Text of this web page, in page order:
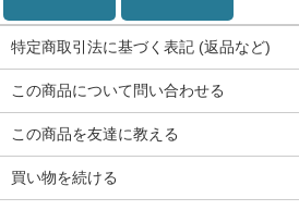
特定商取引法に基づく表記 (返品など)
この商品について問い合わせる
この商品を友達に教える
買い物を続ける